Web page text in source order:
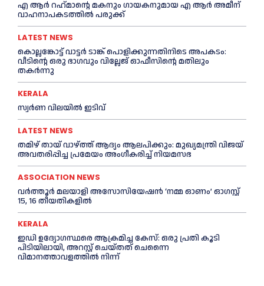
എ ആര്‍ റഹ്‌മാന്റെ മകനും ഗായകനുമായ എ ആര്‍ അമീന്
വാഹനാപകടത്തില്‍ പരുക്ക്
LATEST NEWS
കൊല്ലങ്കോട്ട് വാട്ടര്‍ ടാങ്ക് പൊളിക്കുന്നതിനിടെ അപകടം:
വീടിന്റെ ഒരു ഭാഗവും വില്ലേജ് ഓഫീസിന്റെ മതിലും
തകര്‍ന്നു
KERALA
സ്വ‍‍ർണ വിലയില്‍ ഇടിവ്
LATEST NEWS
തമിഴ് തായ് വാഴ്ത്ത് ആദ്യം ആലപിക്കും: മുഖ്യമന്ത്രി വിജയ്
അവതരിപ്പിച്ച പ്രമേയം അംഗീകരിച്ച്‌ നിയമസഭ
ASSOCIATION NEWS
വർത്തൂർ മലയാളി അസോസിയേഷന്‍ ‘നമ്മ ഓണം’ ഓഗസ്റ്റ്
15, 16 തീയതികളിൽ
KERALA
ഇഡി ഉദ്യോഗസ്ഥരെ ആക്രമിച്ച കേസ്: ഒരു പ്രതി കൂടി
പിടിയിലായി, അറസ്റ്റ് ചെയ്തത് ചെന്നൈ
വിമാനത്താവളത്തില്‍ നിന്ന്